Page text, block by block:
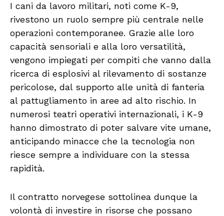
I cani da lavoro militari, noti come K-9,
rivestono un ruolo sempre più centrale nelle
operazioni contemporanee. Grazie alle loro
capacità sensoriali e alla loro versatilità,
vengono impiegati per compiti che vanno dalla
ricerca di esplosivi al rilevamento di sostanze
pericolose, dal supporto alle unità di fanteria
al pattugliamento in aree ad alto rischio. In
numerosi teatri operativi internazionali, i K-9
hanno dimostrato di poter salvare vite umane,
anticipando minacce che la tecnologia non
riesce sempre a individuare con la stessa
rapidità.
Il contratto norvegese sottolinea dunque la
volontà di investire in risorse che possano